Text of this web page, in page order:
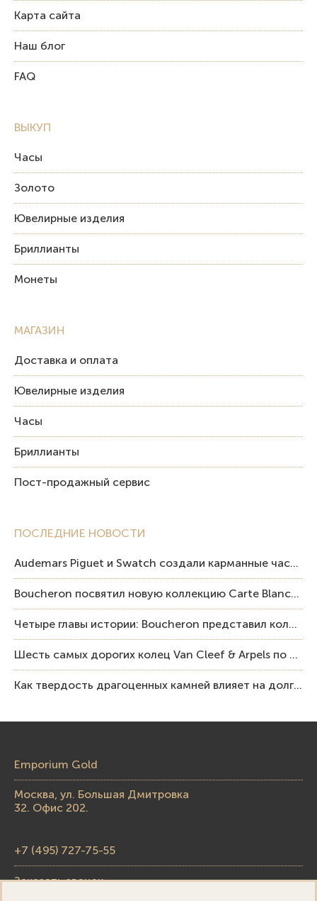
Карта сайта
Наш блог
FAQ
ВЫКУП
Часы
Золото
Ювелирные изделия
Бриллианты
Монеты
ПОСЛЕДНИЕ НОВОСТИ
Audemars Piguet и Swatch создали карманные часы в эстетике Royal Oak и Pop Art
Boucheron посвятил новую коллекцию Carte Blanche Human Being человеку и силе мастерства
Четыре главы истории: Boucheron представил коллекцию «Nom: Boucheron, Prénom: Frédéric»
Шесть самых дорогих колец Van Cleef & Arpels по итогам аукционов Sotheby’s
Как твердость драгоценных камней влияет на долговечность ювелирных изделий
МАГАЗИН
Доставка и оплата
Ювелирные изделия
Часы
Бриллианты
Пост-продажный сервис
Emporium Gold
Москва, ул. Большая Дмитровка
32. Офис 202.
+7 (495) 727-75-55
Заказать звонок